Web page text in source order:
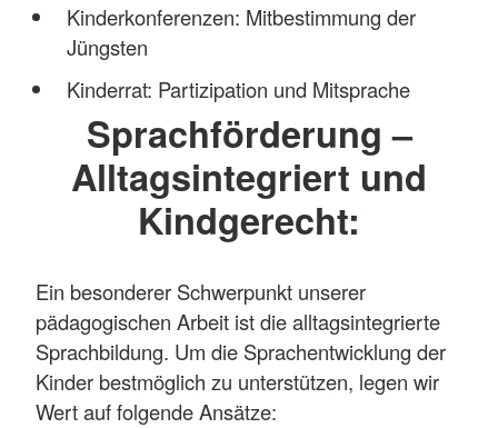
Kinderkonferenzen: Mitbestimmung der
Jüngsten
Kinderrat: Partizipation und Mitsprache
Sprachförderung –
Alltagsintegriert und
Kindgerecht:
Ein besonderer Schwerpunkt unserer
pädagogischen Arbeit ist die alltagsintegrierte
Sprachbildung. Um die Sprachentwicklung der
Kinder bestmöglich zu unterstützen, legen wir
Wert auf folgende Ansätze: